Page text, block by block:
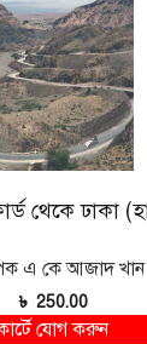
থেকে ঢাকা
এ কে আজাদ খান
৳ 250.00
যোগ করুন